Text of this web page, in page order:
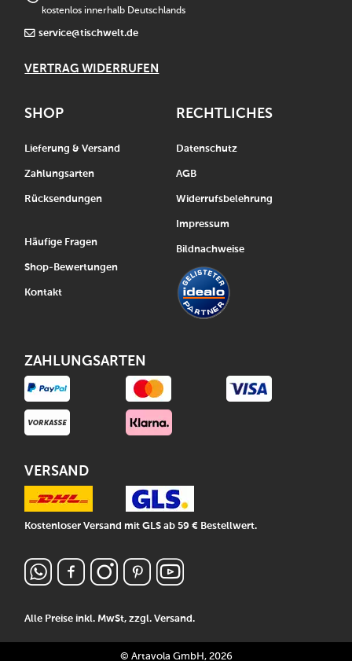
kostenlos innerhalb Deutschlands
service@tischwelt.de
VERTRAG WIDERRUFEN
SHOP
Lieferung & Versand
Zahlungsarten
Rücksendungen
Häufige Fragen
Shop-Bewertungen
Kontakt
Alle Preise inkl. MwSt, zzgl.Versand.
RECHTLICHES
Datenschutz
AGB
Widerrufsbelehrung
Impressum
Bildnachweise
ZAHLUNGSARTEN
VERSAND
Kostenloser Versand mit GLS ab 59 € Bestellwert.
© Artavola GmbH, 2026